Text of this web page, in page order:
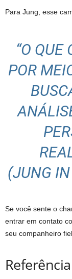
Para Jung, esse
“O QUE
POR
(JUNG
Se você sente o
entrar em contato
seu companheiro